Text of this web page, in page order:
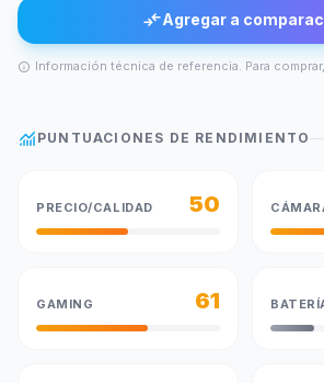
compare_arrowsAgregar a
info Información técnica de referencia. Para
monitoring PUNTUACIONES DE RENDIMIENTO
PRECIO/CALIDAD 50
GAMING 61